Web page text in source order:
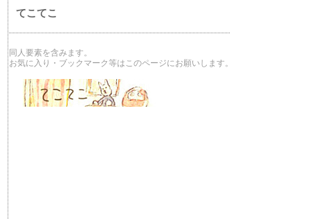
てこてこ
同人要素を含みます。
お気に入り・ブックマーク等はこのページにお願いします。